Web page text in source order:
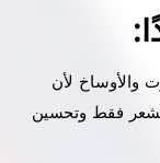
والأوساخ لأن
فقط وتحسين